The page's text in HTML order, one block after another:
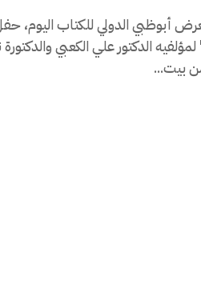
أبوظبي الدولي للكتاب اليوم،
لمؤلفيه الدكتور علي الكعبي
بيت...